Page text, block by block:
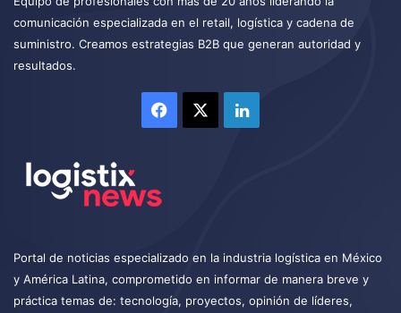
comunicación especializada en el retail, logística y cadena de
suministro. Creamos estrategias B2B que generan autoridad y
resultados.
Facebook LinkedIn
Portal de noticias especializado en la industria logística en México
y América Latina, comprometido en informar de manera breve y
práctica temas de: tecnología, proyectos, opinión de líderes,